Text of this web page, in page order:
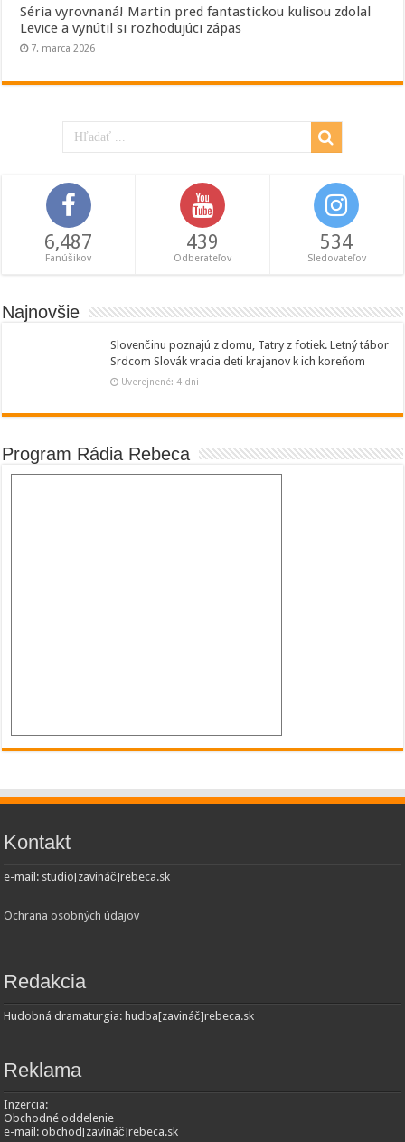
Séria vyrovnaná! Martin pred fantastickou kulisou zdolal
Levice a vynútil si rozhodujúci zápas
7. marca 2026
6,487
Fanúšikov
439
Odberateľov
534
Sledovateľov
Najnovšie
Slovenčinu poznajú z domu, Tatry z fotiek. Letný tábor
Srdcom Slovák vracia deti krajanov k ich koreňom
Uverejnené: 4 dni
Program Rádia Rebeca
Kontakt
e-mail: studio[zavináč]rebeca.sk
Ochrana osobných údajov
Redakcia
Hudobná dramaturgia: hudba[zavináč]rebeca.sk
Reklama
Inzercia:
Obchodné oddelenie
e-mail: obchod[zavináč]rebeca.sk